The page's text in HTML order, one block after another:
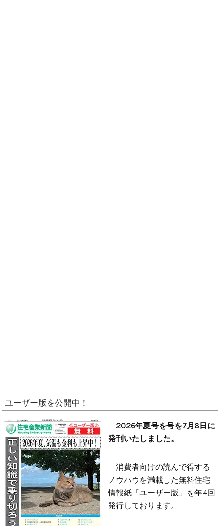
ユーザー版を公開中！
2026年夏号を号を7月8日に
発刊いたしました。
消費者向けの読んで得する
ノウハウを満載した無料住宅
情報紙「ユーザー版」を年4回
発行しております。